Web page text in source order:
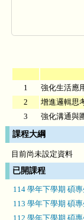
1
強化生活應
2
增進邏輯思
3
強化溝通與
課程大綱
目前尚未設定資料
已開課程
114 學年下學期 碩
113 學年下學期 碩
112 學年下學期 碩